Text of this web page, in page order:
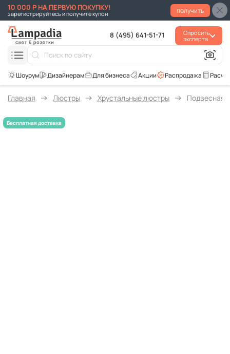
10 000 Р НА ПЕРВУЮ ПОКУПКУ!
зарегистрируйтесь и получите купон получить
8 (495) 641-51-71
Спросить
эксперта
Распродажа
Акции
Для бизнеса
Главная Люстры Хрустальные люстры Подвесная